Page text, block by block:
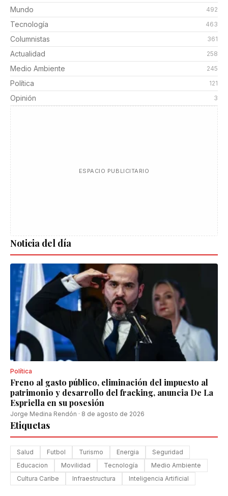
Mundo 492
Tecnología 463
Columnistas 361
Actualidad 258
Medio Ambiente 245
Política 121
Opinión 3
ESPACIO PUBLICITARIO
Noticia del día
Política
Freno al gasto público, eliminación del impuesto al
patrimonio y desarrollo del fracking, anuncia De La
Espriella en su posesión
Jorge Medina Rendón · 8 de agosto de 2026
Etiquetas
Salud Futbol Turismo Energia
Seguridad
Educacion
Movilidad Tecnología
Medio Ambiente
Cultura Caribe
Infraestructura Inteligencia Artificial